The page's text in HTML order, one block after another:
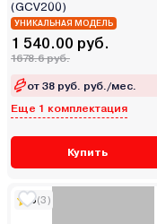
(GCV200)
УНИКАЛЬНАЯ МОДЕЛЬ
1 540.00 руб.
1678.6 руб.
от 38 руб. руб./мес.
Еще 1 комплектация
Купить
5(3)